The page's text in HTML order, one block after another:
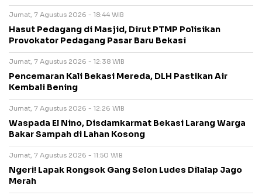
Jumat, 7 Agustus 2026 - 18:44 WIB
Hasut Pedagang di Masjid, Dirut PTMP Polisikan
Provokator Pedagang Pasar Baru Bekasi
Jumat, 7 Agustus 2026 - 12:38 WIB
Pencemaran Kali Bekasi Mereda, DLH Pastikan Air
Kembali Bening
Jumat, 7 Agustus 2026 - 12:26 WIB
Waspada El Nino, Disdamkarmat Bekasi Larang Warga
Bakar Sampah di Lahan Kosong
Jumat, 7 Agustus 2026 - 11:50 WIB
Ngeri! Lapak Rongsok Gang Selon Ludes Dilalap Jago
Merah